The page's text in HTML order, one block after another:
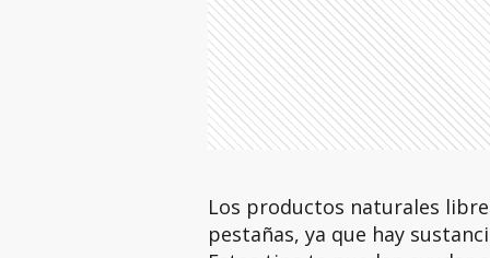
Los productos naturales
pestañas, ya que hay